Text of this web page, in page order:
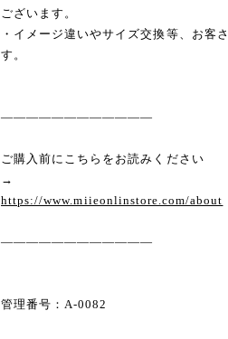
ございます。
・イメージ違いやサイズ交換等、お客
す。
————————————
ご購入前にこちらをお読みください
→
https://www.miieonlinstore.com/about
————————————
管理番号：A-0082